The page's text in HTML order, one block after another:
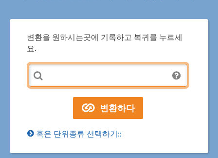
변환을 원하시는곳에 기록하고 복귀를 누르세
요.
혹은 단위종류 선택하기::